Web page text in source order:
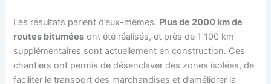
Les résultats parlent d’eux-mêmes. Plus de 2000 km de
routes bitumées ont été réalisés, et près de 1 100 km
supplémentaires sont actuellement en construction. Ces
chantiers ont permis de désenclaver des zones isolées, de
faciliter le transport des marchandises et d’améliorer la